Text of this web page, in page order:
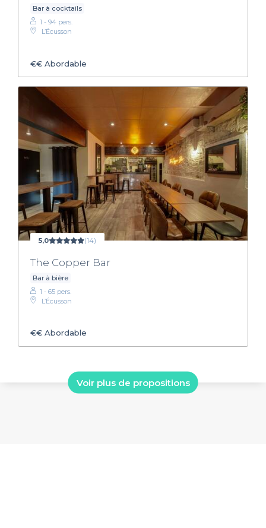
Bar à cocktails
1 - 94 pers.
L’Écusson
€€ Abordable
5,0 (14)
The Copper Bar
Bar à bière
1 - 65 pers.
L’Écusson
€€ Abordable
Voir plus de propositions